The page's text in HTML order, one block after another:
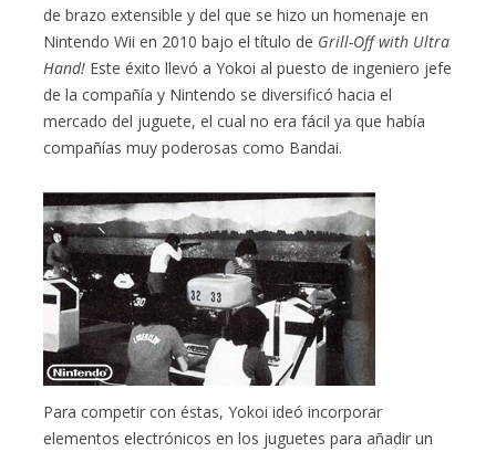
de brazo extensible y del que se hizo un homenaje en
Nintendo Wii en 2010 bajo el título de Grill-Off with Ultra
Hand! Este éxito llevó a Yokoi al puesto de ingeniero jefe
de la compañía y Nintendo se diversificó hacia el
mercado del juguete, el cual no era fácil ya que había
compañías muy poderosas como Bandai.
Para competir con éstas, Yokoi ideó incorporar
elementos electrónicos en los juguetes para añadir un